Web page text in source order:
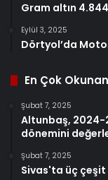
Gram altın
Eylül 3, 2025
Dörtyol’da
En Çok
Şubat 7, 2025
Altunbaş, 2024-
dönemini
Şubat 7, 2025
Sivas'ta üç çeşit